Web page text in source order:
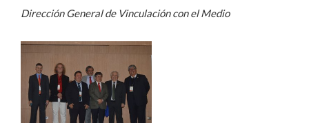
Dirección General de Vinculación con el Medio